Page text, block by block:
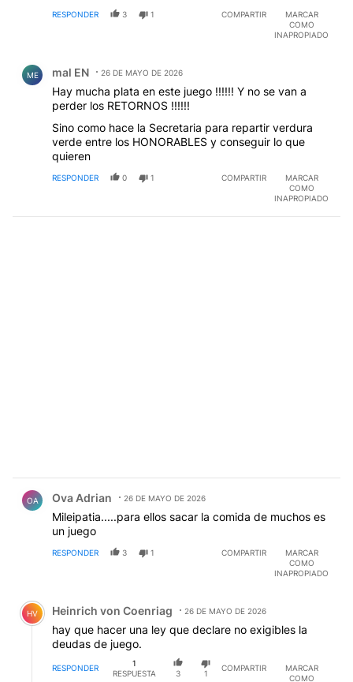
RESPONDER 3 1 COMPARTIR
MARCAR
COMO
INAPROPIADO
ME mal EN 26 DE MAYO DE 2026
Hay mucha plata en este juego !!!!!! Y no se van a
perder los RETORNOS !!!!!!
Sino como hace la Secretaria para repartir verdura
verde entre los HONORABLES y conseguir lo que
quieren
RESPONDER 0 1 COMPARTIR
MARCAR
COMO
INAPROPIADO
OA Ova Adrian 26 DE MAYO DE 2026
Mileipatia.....para ellos sacar la comida de muchos es
un juego
RESPONDER 3 1 COMPARTIR
MARCAR
COMO
INAPROPIADO
Comentario de Heinrich von Coenriag.
HV Heinrich von Coenriag 26 DE MAYO DE 2026
hay que hacer una ley que declare no exigibles la
deudas de juego.
RESPONDER
1
RESPUESTA
3 1
COMPARTIR
MARCAR
COMO